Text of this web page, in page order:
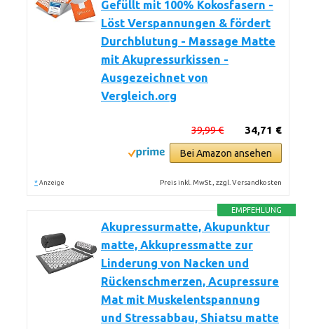
Gefüllt mit 100% Kokosfasern -
Löst Verspannungen & fördert
Durchblutung - Massage Matte
mit Akupressurkissen -
Ausgezeichnet von
Vergleich.org
34,71 €
39,99 €
Bei Amazon ansehen
* Anzeige Preis inkl. MwSt., zzgl. Versandkosten
EMPFEHLUNG
Akupressurmatte, Akupunktur
matte, Akkupressmatte zur
Linderung von Nacken und
Rückenschmerzen, Acupressure
Mat mit Muskelentspannung
und Stressabbau, Shiatsu matte